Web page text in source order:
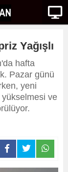
Yağışlı
hafta
Pazar günü
yeni
yükselmesi ve